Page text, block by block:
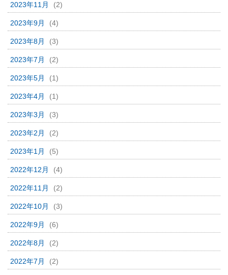
2023年11月 (2)
2023年9月 (4)
2023年8月 (3)
2023年7月 (2)
2023年5月 (1)
2023年4月 (1)
2023年3月 (3)
2023年2月 (2)
2023年1月 (5)
2022年12月 (4)
2022年11月 (2)
2022年10月 (3)
2022年9月 (6)
2022年8月 (2)
2022年7月 (2)